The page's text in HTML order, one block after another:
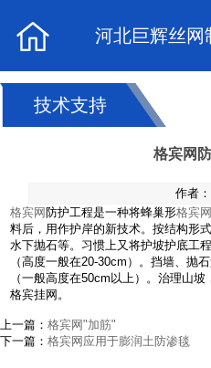
 河北巨辉丝网
技术支持
格宾网
作者
格宾网 防护工程是一种将蜂巢形格宾网
料后，用作护岸的新技术。按结构形
水下抛石等。习惯上又将护坡护底工
（高度一般在20-30cm）。挡墙、抛
（一般高度在50cm以上）。治理山
格宾挂网。
上一篇： 格宾网"加筋"
下一篇： 格宾网应用于膨润土防渗毯